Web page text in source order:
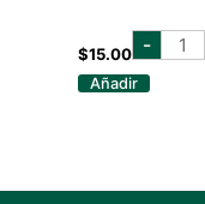
$15.00 - GIN
Añadir